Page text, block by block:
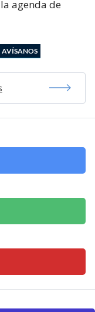
agenda de
AVÍSANOS